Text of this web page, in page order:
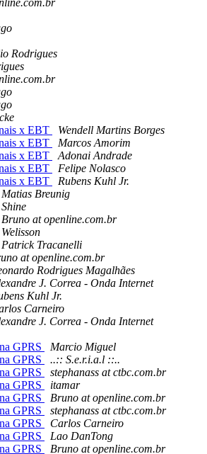
Rodrigues
x EBT
Wendell Martins Borges
x EBT
Marcos Amorim
x EBT
Adonai Andrade
x EBT
Felipe Nolasco
x EBT
Rubens Kuhl Jr.
Matias Breunig
Shine
Bruno at openline.com.br
Welisson
Patrick Tracanelli
at openline.com.br
Rodrigues Magalhães
J. Correa - Onda Internet
Kuhl Jr.
Carneiro
J. Correa - Onda Internet
GPRS
Marcio Miguel
GPRS
..:: S.e.r.i.a.l ::..
GPRS
stephanass at ctbc.com.br
GPRS
itamar
GPRS
Bruno at openline.com.br
GPRS
stephanass at ctbc.com.br
GPRS
Carlos Carneiro
GPRS
Lao DanTong
GPRS
Bruno at openline.com.br